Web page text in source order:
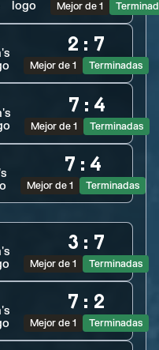
Mejor de 1
2 : 7
Mejor de 1 Terminadas
7 : 4
Mejor de 1 Terminadas
7 : 4
Mejor de 1 Terminadas
3 : 7
Mejor de 1 Terminadas
7 : 2
Mejor de 1 Terminadas